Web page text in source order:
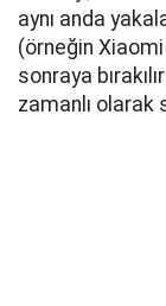
aynı anda
(örneğin
sonraya
zamanlı olarak